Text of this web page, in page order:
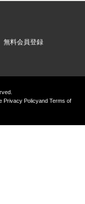
無料会員登録
Privacy PolicyandTerms of